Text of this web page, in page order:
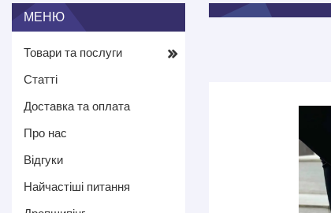
Товари та послуги
Статті
Доставка та оплата
Про нас
Відгуки
Найчастіші питання